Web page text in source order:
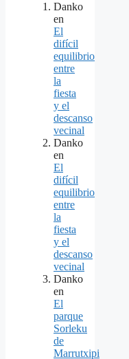
Danko
en
El
difícil
equilibrio
entre
la
fiesta
y el
descanso
vecinal
Danko
en
El
difícil
equilibrio
entre
la
fiesta
y el
descanso
vecinal
Danko
en
El
parque
Sorleku
de
Marrutxipi